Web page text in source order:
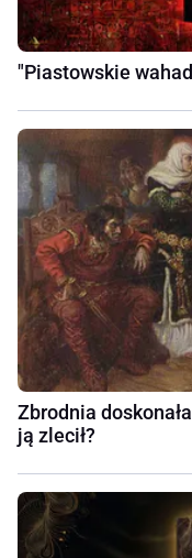
"Piastowskie
Zbrodnia
ją zlecił?